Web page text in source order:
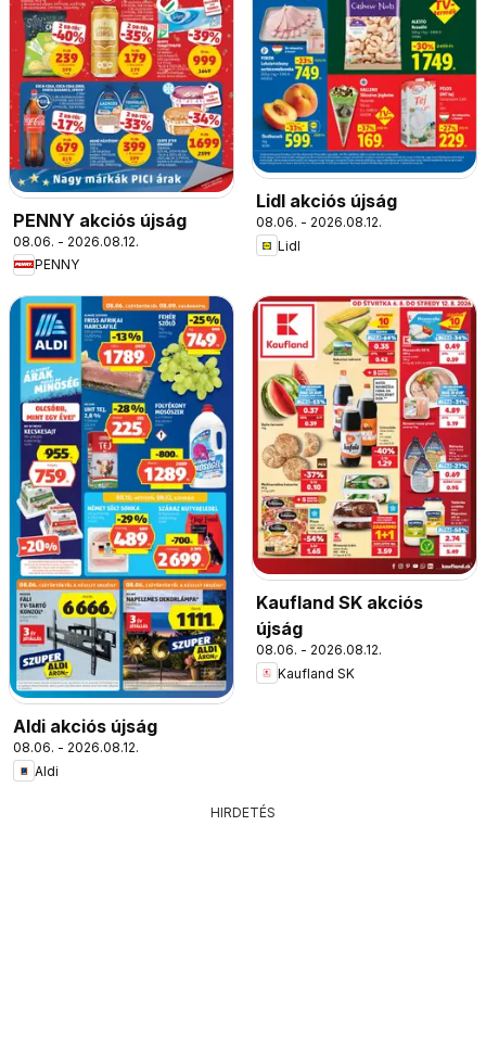
PENNY akciós újság
08.06. - 2026.08.12.
PENNY
Lidl akciós újság
08.06. - 2026.08.12.
Lidl
Aldi akciós újság
08.06. - 2026.08.12.
Aldi
Kaufland SK akciós
újság
08.06. - 2026.08.12.
Kaufland SK
HIRDETÉS